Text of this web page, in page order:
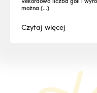
można (...)
Czytajwięcej